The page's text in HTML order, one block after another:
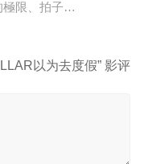
晚间大型歌唱综艺节目
限、拍子的精準，全新
以为去度假” 影评